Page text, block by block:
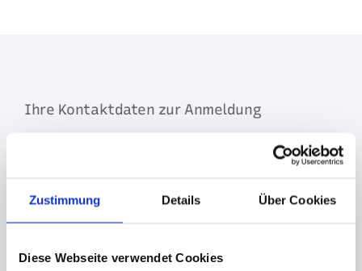
Zustimmung Details Über Cookies
Diese Webseite verwendet Cookies
Ihre Kontaktdaten zur Anmeldung
Name*